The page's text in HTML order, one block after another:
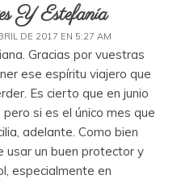
Y Estefanía
DE 2017 EN 5:27 AM
Gracias por vuestras
ese espíritu viajero que
Es cierto que en junio
pero si es el único mes que
adelante. Como bien
usar un buen protector y
especialmente en